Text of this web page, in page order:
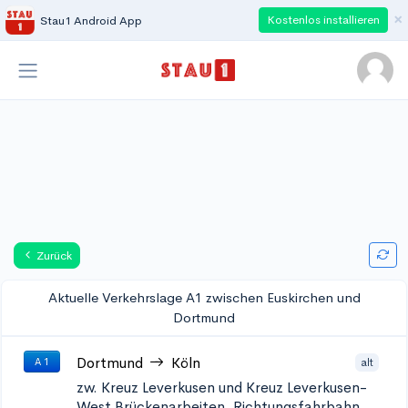
Stau1 Android App Kostenlos installieren ×
Zurück
Aktuelle Verkehrslage A1 zwischen Euskirchen und
Dortmund
A 1 Dortmund Köln alt
zw. Kreuz Leverkusen und Kreuz Leverkusen-